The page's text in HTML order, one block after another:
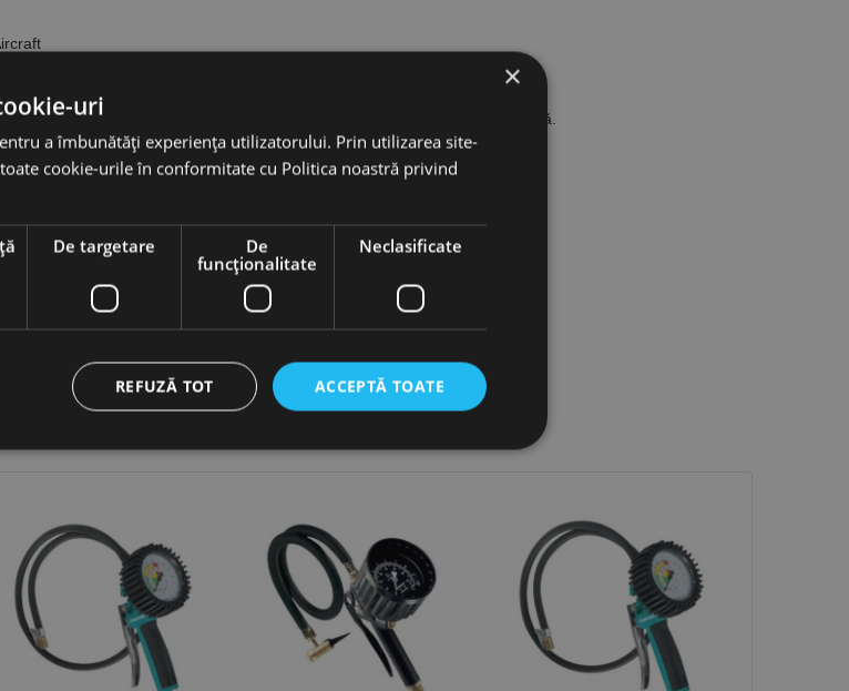
ale presiunii, protejat împotriva suprapresiunii, utilizabil în poziție orizontală.
×
uri
a îmbunătăți experiența utilizatorului. Prin utilizarea site-
cookie-urile în conformitate cu Politica noastră privind
De targetare
De
funcţionalitate
Neclasificate
ACCEPTĂ TOATE
REFUZĂ TOT
principală a site-ului web, cum ar fi autentificarea utilizatorului și gestionarea
cookie-uri strict necesare.
lună
Acest cookie este utilizat de serviciul Cookie-Script.com pentru a aminti
preferințele de consimțământ ale cookie-urilor vizitatorilor. Este necesar
ca bannerul cookie Cookie-Script.com să funcționeze corect.